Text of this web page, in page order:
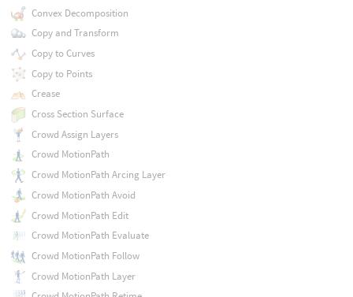
Convex Decomposition
Copy and Transform
Copy to Curves
Copy to Points
Crease
Cross Section Surface
Crowd Assign Layers
Crowd MotionPath
Crowd MotionPath Arcing Layer
Crowd MotionPath Avoid
Crowd MotionPath Edit
Crowd MotionPath Evaluate
Crowd MotionPath Follow
Crowd MotionPath Layer